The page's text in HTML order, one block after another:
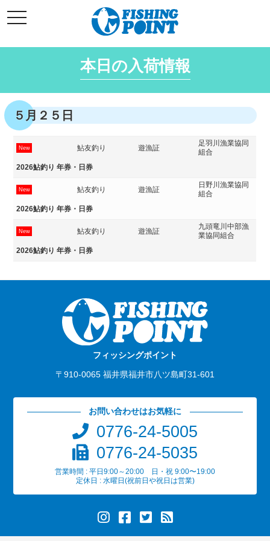
ン
ン
ス
キ
ッ
t
o
l
g
t
o
n
本日の入荷情報
５月２５日
New 鮎友釣り 遊漁証
足羽川漁業協同
組合
2026鮎釣り 年券・日券
New 鮎友釣り 遊漁証
日野川漁業協同
組合
2026鮎釣り 年券・日券
New 鮎友釣り 遊漁証
九頭竜川中部漁
業協同組合
2026鮎釣り 年券・日券
フィッシングポイント
〒910-0065 福井県福井市八ツ島町31-601
お問い合わせはお気軽に
0776-24-5005
0776-24-5035
営業時間 : 平日9:00～20:00 日・祝 9:00〜19:00
定休日 : 水曜日(祝前日や祝日は営業)